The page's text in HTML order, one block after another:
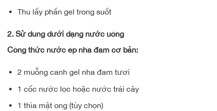
Thu lấy phần gel trong suốt
2. Sử dụng dưới dạng nước uống
Công thức nước ép nha đam cơ bản:
2 muỗng canh gel nha đam tươi
1 cốc nước lọc hoặc nước trái cây
1 thìa mật ong (tùy chọn)